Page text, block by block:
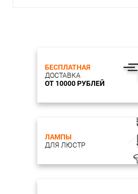
БЕСПЛАТНАЯ
ДОСТАВКА
ОТ 10000 РУБЛЕЙ
ЛАМПЫ
ДЛЯ ЛЮСТР